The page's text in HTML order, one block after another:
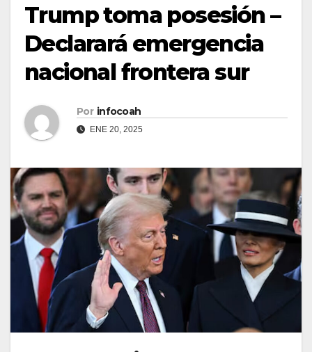
Trump toma posesión –
Declarará emergencia
nacional frontera sur
Por infocoah
ENE 20, 2025